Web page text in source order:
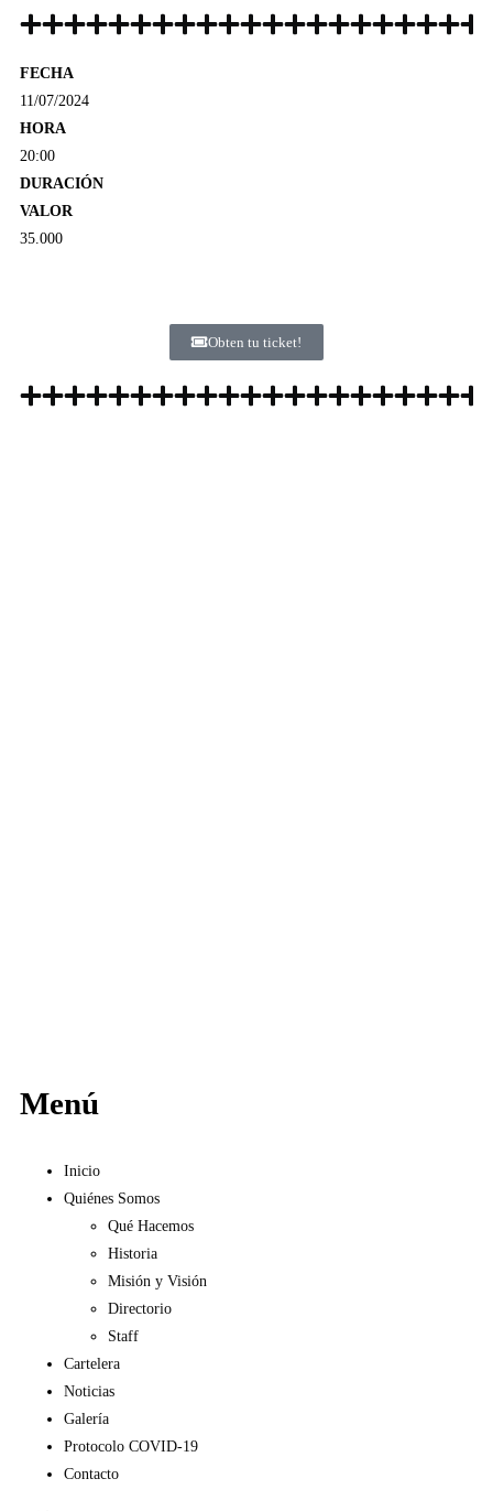
FECHA
11/07/2024
HORA
20:00
DURACIÓN
VALOR
35.000
Obten tu ticket!
Menú
Inicio
Quiénes Somos
Qué Hacemos
Historia
Misión y Visión
Directorio
Staff
Cartelera
Noticias
Galería
Protocolo COVID-19
Contacto